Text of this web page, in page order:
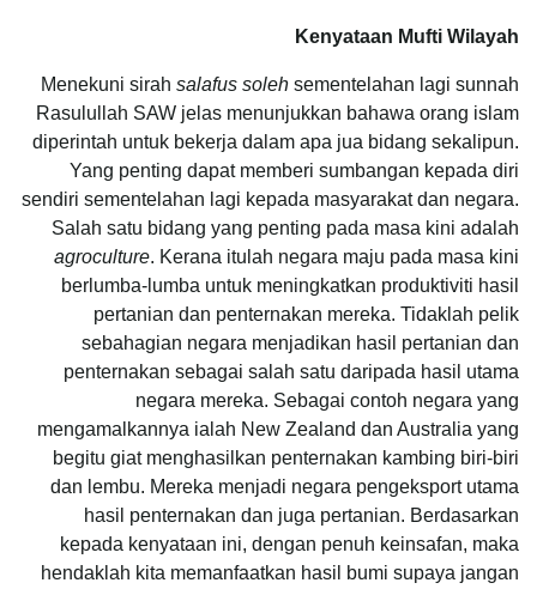
Kenyataan Mufti Wilayah
Menekuni sirah salafus soleh sementelahan lagi sunnah
Rasulullah SAW jelas menunjukkan bahawa orang islam
diperintah untuk bekerja dalam apa jua bidang sekalipun.
Yang penting dapat memberi sumbangan kepada diri
sendiri sementelahan lagi kepada masyarakat dan negara.
Salah satu bidang yang penting pada masa kini adalah
agroculture. Kerana itulah negara maju pada masa kini
berlumba-lumba untuk meningkatkan produktiviti hasil
pertanian dan penternakan mereka. Tidaklah pelik
sebahagian negara menjadikan hasil pertanian dan
penternakan sebagai salah satu daripada hasil utama
negara mereka. Sebagai contoh negara yang
mengamalkannya ialah New Zealand dan Australia yang
begitu giat menghasilkan penternakan kambing biri-biri
dan lembu. Mereka menjadi negara pengeksport utama
hasil penternakan dan juga pertanian. Berdasarkan
kepada kenyataan ini, dengan penuh keinsafan, maka
hendaklah kita memanfaatkan hasil bumi supaya jangan